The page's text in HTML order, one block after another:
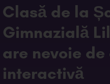
Clasă de la
Gimnazială
are nevoie
interactivă